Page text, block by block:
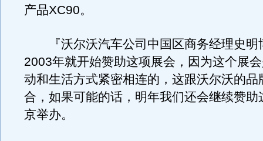
产品XC90。
『沃尔沃汽车公司中国区商务经理史明
2003年就开始赞助这项展会，因为这个展
动和生活方式紧密相连的，这跟沃尔沃的品
合，如果可能的话，明年我们还会继续赞助
京举办。